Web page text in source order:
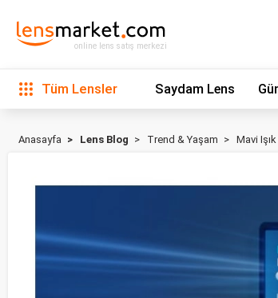
online lens satış merkezi
Tüm Lensler Saydam Lens
Anasayfa Lens Blog Trend & Yaşam Mavi